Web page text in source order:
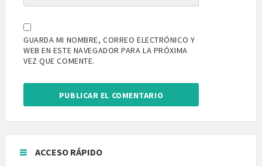
GUARDA MI NOMBRE, CORREO ELECTRÓNICO Y
WEB EN ESTE NAVEGADOR PARA LA PRÓXIMA
VEZ QUE COMENTE.
ACCESO RÁPIDO